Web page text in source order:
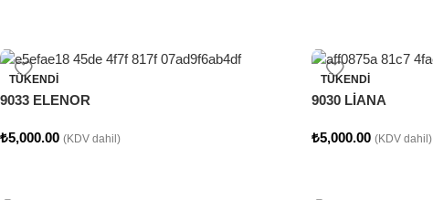
TÜKENDI
9033 ELENOR
₺5,000.00 (KDV dahil)
TÜKENDI
9030 LİANA
₺5,000.00 (KDV dahil)